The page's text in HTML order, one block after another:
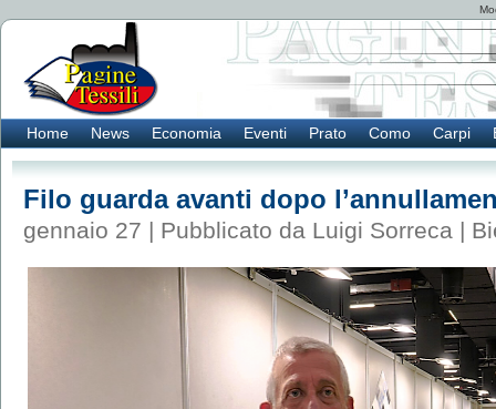
Home News Economia Eventi Prato Como Carpi
Filo guarda avanti dopo
gennaio 27 | Pubblicato da Luigi Sorreca |